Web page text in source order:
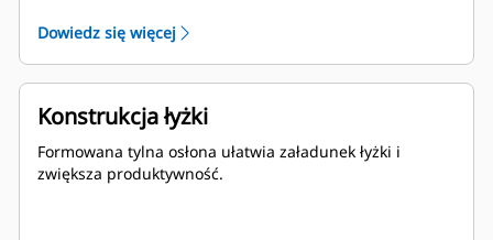
Dowiedz się więcej
Konstrukcja łyżki
Formowana tylna osłona ułatwia załadunek łyżki i
zwiększa produktywność.